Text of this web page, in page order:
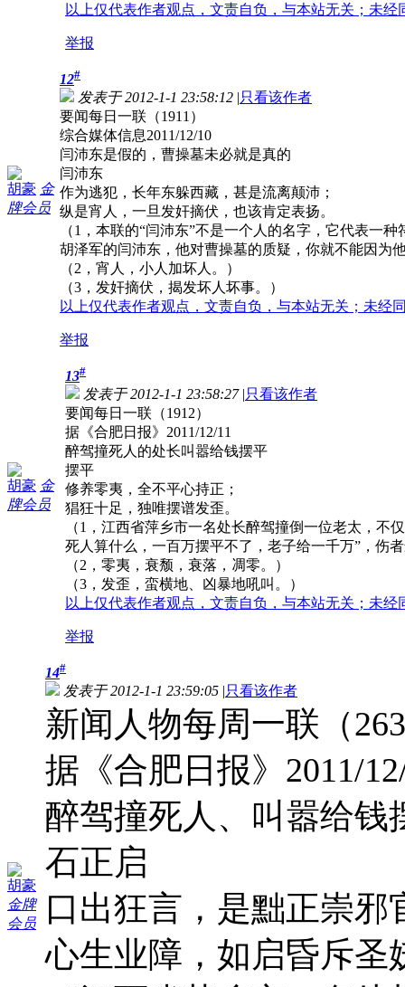
以上仅代表作者观点，文责自负，与本站无关；未
举报
胡豪 金
牌会员
12#
发表于 2012-1-1 23:58:12 |只看该作者
要闻每日一联（1911）
综合媒体信息2011/12/10
闫沛东是假的，曹操墓未必就是真的
闫沛东
作为逃犯，长年东躲西藏，甚是流离颠沛；
纵是宵人，一旦发奸摘伏，也该肯定表扬。
（1，本联的“闫沛东”不是一个人的名字，它代表一
胡泽军的闫沛东，他对曹操墓的质疑，你就不能因为
（2，宵人，小人加坏人。）
（3，发奸摘伏，揭发坏人坏事。）
以上仅代表作者观点，文责自负，与本站无关；未经
举报
胡豪 金
牌会员
13#
发表于 2012-1-1 23:58:27 |只看该作者
要闻每日一联（1912）
据《合肥日报》2011/12/11
醉驾撞死人的处长叫嚣给钱摆平
摆平
修养零夷，全不平心持正；
猖狂十足，独唯摆谱发歪。
（1，江西省萍乡市一名处长醉驾撞倒一位老太，
死人算什么，一百万摆平不了，老子给一千万”，伤
（2，零夷，衰颓，衰落，凋零。）
（3，发歪，蛮横地、凶暴地吼叫。）
以上仅代表作者观点，文责自负，与本站无关；未
举报
胡豪
金牌
会员
14#
发表于 2012-1-1 23:59:05 |只看该作者
新闻人物每周一联（
据《合肥日报》2011/
醉驾撞死人、叫嚣给钱
石正启
口出狂言，是黜正崇邪
心生业障，如启昏斥圣